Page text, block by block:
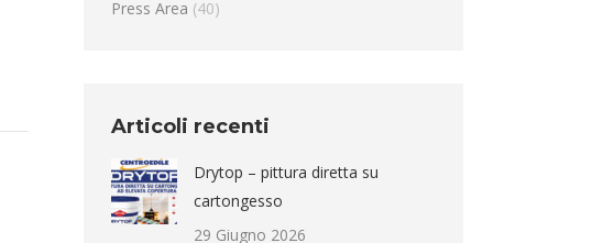
Press Area (40)
Articoli recenti
Drytop – pittura diretta su
cartongesso
29 Giugno 2026